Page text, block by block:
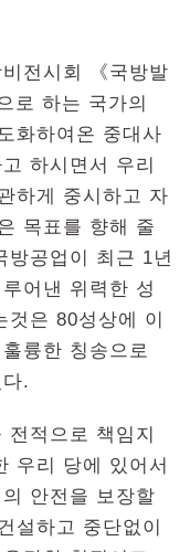
전시회 《국방발
로 하는 국가의
화하여온 중대사
하시면서 우리
하게 중시하고 자
목표를 향해 줄
방공업이 최근 1년
어낸 위력한 성
것은 80성상에 이
륭한 칭송으로
.
전적으로 책임지
우리 당에 있어서
안전을 보장할
설하고 중단없이